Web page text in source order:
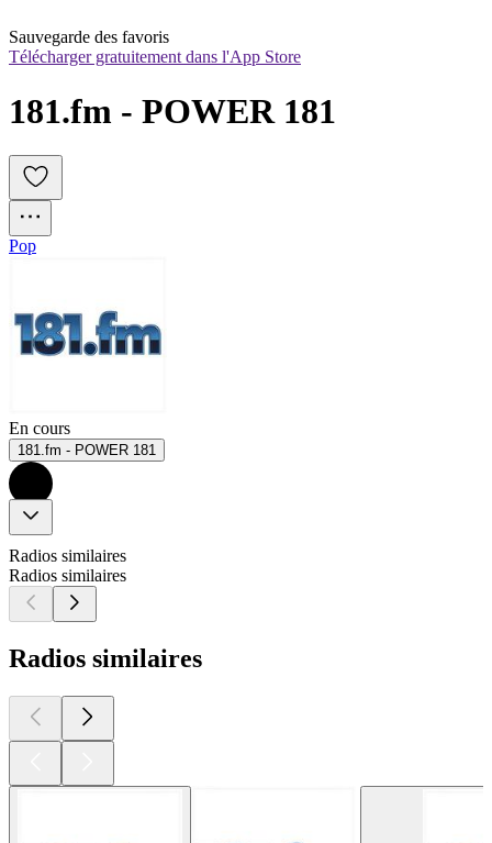
Sauvegarde des favoris
Télécharger gratuitement dans l'App Store
181.fm - POWER 181
Pop
En cours
181.fm - POWER 181
Radios similaires
Radios similaires
Radios similaires